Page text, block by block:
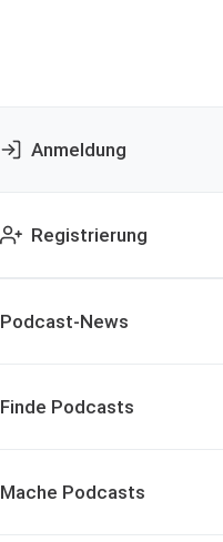
Anmeldung
Registrierung
Podcast-News
Finde Podcasts
Mache Podcasts